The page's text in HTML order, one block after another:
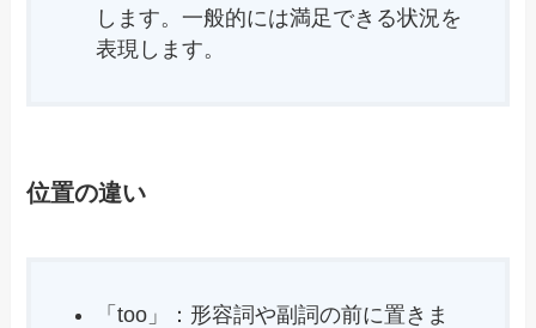
します。一般的には満足できる状況を
表現します。
位置の違い
「too」：形容詞や副詞の前に置きま